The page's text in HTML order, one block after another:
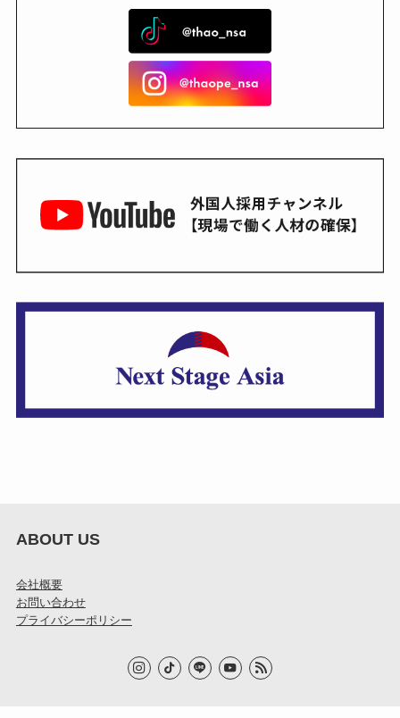
ABOUT US
会社概要
お問い合わせ
プライバシーポリシー